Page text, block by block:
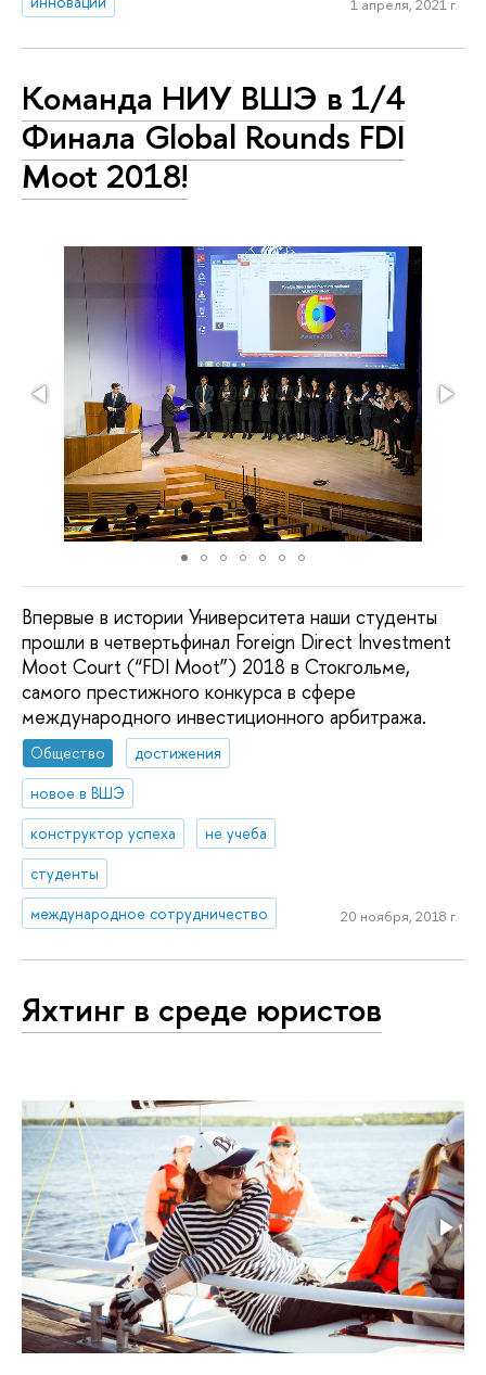
1 апреля, 2021 г.
Команда НИУ ВШЭ в 1/4
Финала Global Rounds FDI
Moot 2018!
Впервые в истории Университета наши студенты
прошли в четвертьфинал Foreign Direct Investment
Moot Court (“FDI Moot”) 2018 в Стокгольме,
самого престижного конкурса в сфере
международного инвестиционного арбитража.
Общество
достижения
новое в ВШЭ
конструктор успеха
не учеба
студенты
международное сотрудничество
20 ноября, 2018 г.
Яхтинг в среде юристов